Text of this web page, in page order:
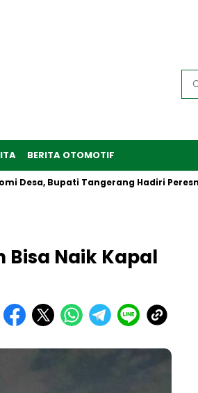
BERITA OTOMOTIF
Bupati Tangerang Hadiri Peresmian
Naik Kapal